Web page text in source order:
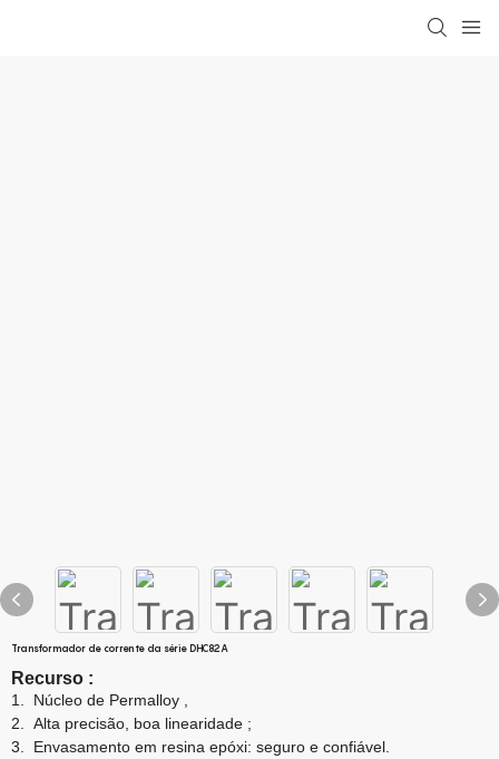
Transformador de corrente da série DHC82A
Recurso :
1. Núcleo de Permalloy
2.
Alta precisão, boa linearidade ;
3.
Envasamento em resina epóxi: seguro e confiável.